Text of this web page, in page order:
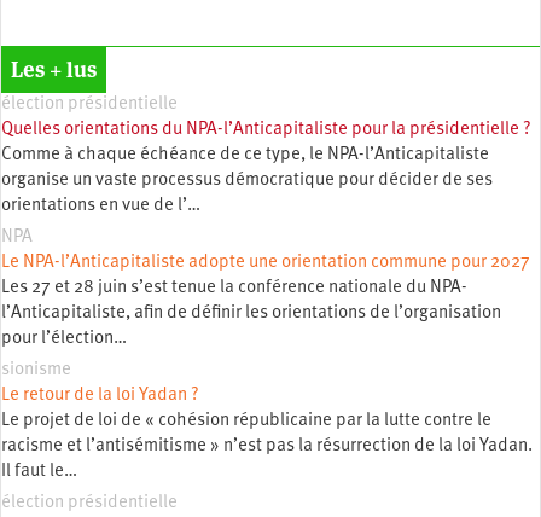
Les + lus
élection présidentielle
Quelles orientations du NPA-l’Anticapitaliste pour la présidentielle ?
Comme à chaque échéance de ce type, le NPA-l’Anticapitaliste
organise un vaste processus démocratique pour décider de ses
orientations en vue de l’…
NPA
Le NPA-l’Anticapitaliste adopte une orientation commune pour 2027
Les 27 et 28 juin s’est tenue la conférence nationale du NPA-
l’Anticapitaliste, afin de définir les orientations de l’organisation
pour l’élection…
sionisme
Le retour de la loi Yadan ?
Le projet de loi de « cohésion républicaine par la lutte contre le
racisme et l’antisémitisme » n’est pas la résurrection de la loi Yadan.
Il faut le…
élection présidentielle